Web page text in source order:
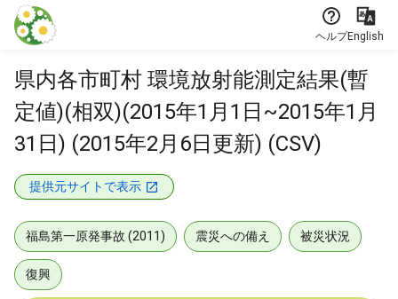
本文に飛ぶ
ヘルプEnglish
県内各市町村 環境放射能測定結果(暫
定値)(相双)(2015年1月1日~2015年1月
31日) (2015年2月6日更新) (CSV)
提供元サイトで表示
福島第一原発事故 (2011) 震災への備え 被災状況
復興